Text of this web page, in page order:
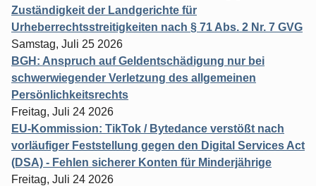
Zuständigkeit der Landgerichte für
Urheberrechtsstreitigkeiten nach § 71 Abs. 2 Nr. 7 GVG
Samstag, Juli 25 2026
BGH: Anspruch auf Geldentschädigung nur bei
schwerwiegender Verletzung des allgemeinen
Persönlichkeitsrechts
Freitag, Juli 24 2026
EU-Kommission: TikTok / Bytedance verstößt nach
vorläufiger Feststellung gegen den Digital Services Act
(DSA) - Fehlen sicherer Konten für Minderjährige
Freitag, Juli 24 2026